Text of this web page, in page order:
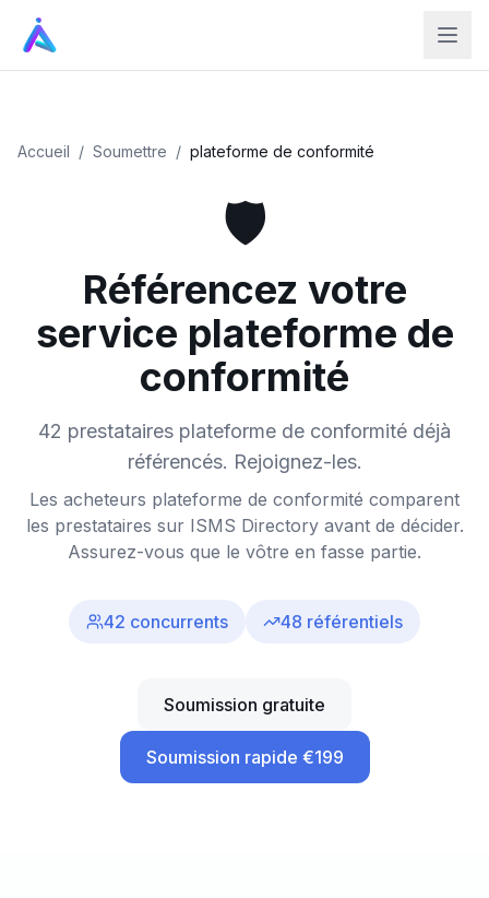
Accueil / Soumettre / plateforme de conformité
🛡️
Référencez votre
service plateforme de
conformité
42 prestataires plateforme de conformité déjà
référencés. Rejoignez-les.
Les acheteurs plateforme de conformité comparent
les prestataires sur ISMS Directory avant de décider.
Assurez-vous que le vôtre en fasse partie.
42 concurrents 48 référentiels
Soumission gratuite
Soumission rapide €199